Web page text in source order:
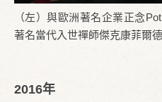
（左）與歐洲著名企業正念
著名當代入世禪師傑克康菲爾
2016年